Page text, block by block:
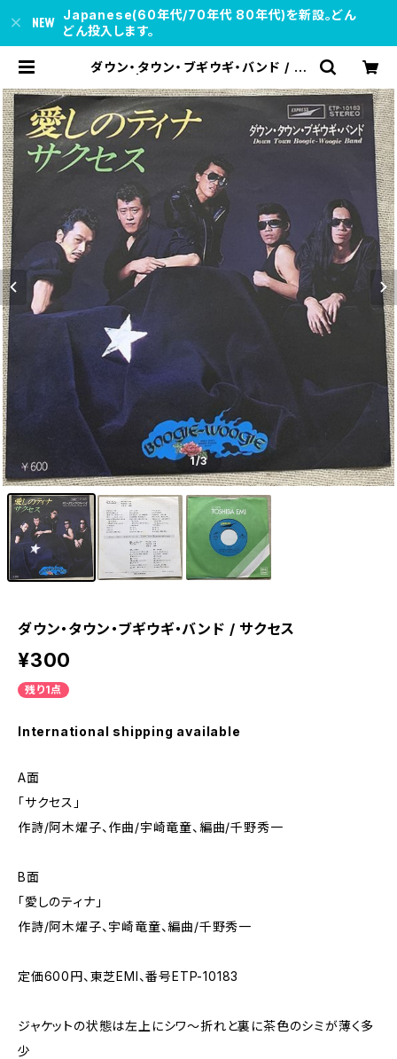
Japanese(60年代/70年代 80年代)を新設。どん
どん投入します。
ダウン・タウン・ブギウギ・バンド / サ
1/3
ダウン・タウン・ブギウギ・バンド / サクセス
¥300
残り1点
International shipping available
A面
「サクセス」
作詩/阿木燿子、作曲/宇崎竜童、編曲/千野秀一
B面
「愛しのティナ」
作詩/阿木燿子、宇崎竜童、編曲/千野秀一
定価600円、東芝EMI、番号ETP-10183
ジャケットの状態は左上にシワ～折れと裏に茶色のシミが薄く多
少